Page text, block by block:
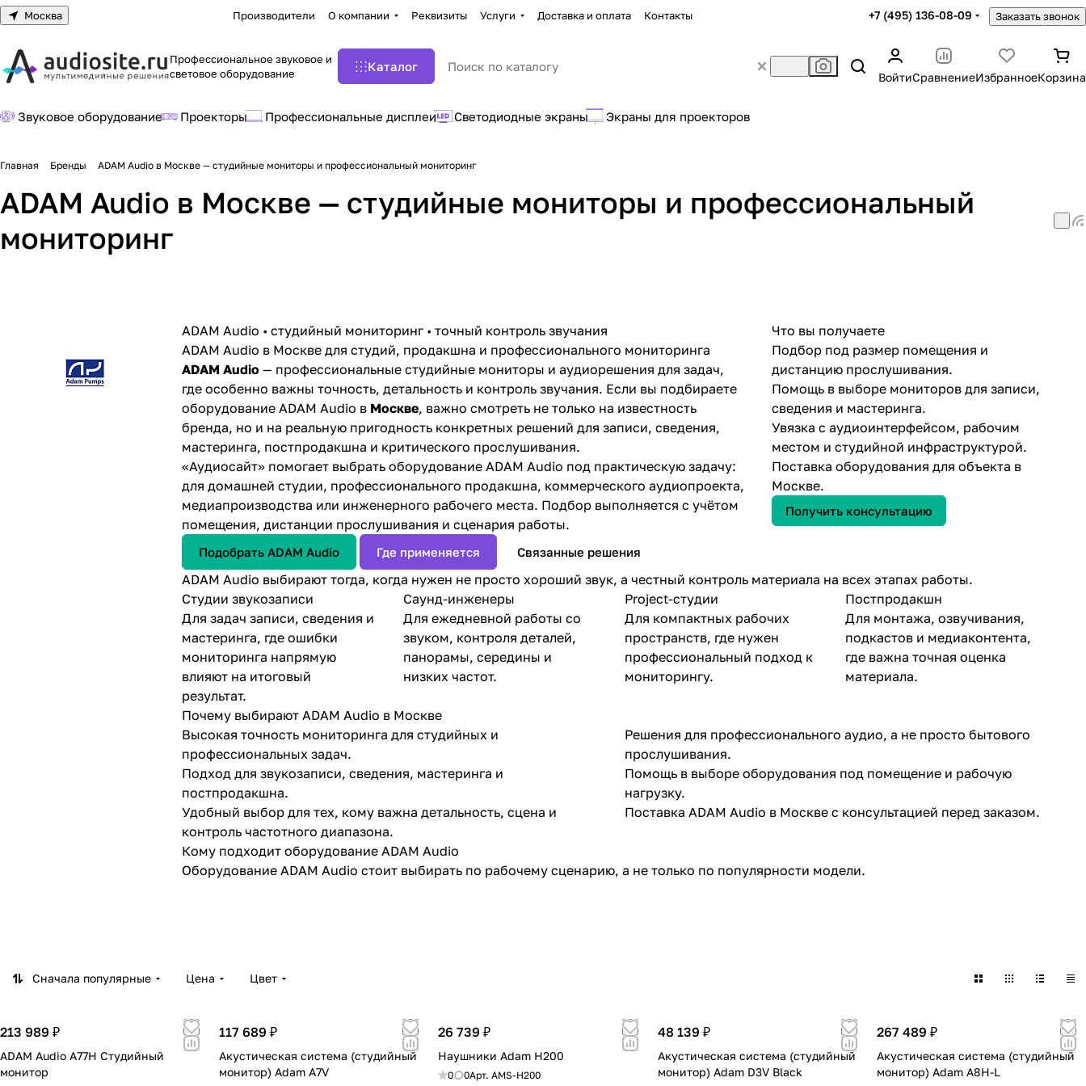
Москва Производители О компании Реквизиты Услуги Доставка и оплата Контакты +7 (495) 136-08-09 Заказать звонок
Профессиональное звуковое и
световое оборудование
Каталог
ВойтиСравнениеИзбранноеКорзина
Звуковое оборудование Проекторы Профессиональные дисплеи Светодиодные экраны Экраны для проекторов
Главная Бренды ADAM Audio в Москве — студийные мониторы и профессиональный мониторинг
ADAM Audio в Москве — студийные мониторы и профессиональный
мониторинг
ADAM Audio • студийный мониторинг • точный контроль звучания
ADAM Audio в Москве для студий, продакшна и профессионального мониторинга
ADAM Audio — профессиональные студийные мониторы и аудиорешения для задач,
где особенно важны точность, детальность и контроль звучания. Если вы подбираете
оборудование ADAM Audio в Москве, важно смотреть не только на известность
бренда, но и на реальную пригодность конкретных решений для записи, сведения,
мастеринга, постпродакшна и критического прослушивания.
«Аудиосайт» помогает выбрать оборудование ADAM Audio под практическую задачу:
для домашней студии, профессионального продакшна, коммерческого аудиопроекта,
медиапроизводства или инженерного рабочего места. Подбор выполняется с учётом
помещения, дистанции прослушивания и сценария работы.
Подобрать ADAM Audio Где применяется Связанные решения
Что вы получаете
Подбор под размер помещения и
дистанцию прослушивания.
Помощь в выборе мониторов для записи,
сведения и мастеринга.
Увязка с аудиоинтерфейсом, рабочим
местом и студийной инфраструктурой.
Поставка оборудования для объекта в
Москве.
Получить консультацию
ADAM Audio выбирают тогда, когда нужен не просто хороший звук, а честный контроль материала на всех этапах работы.
Студии звукозаписи
Для задач записи, сведения и
мастеринга, где ошибки
мониторинга напрямую
влияют на итоговый
результат.
Саунд-инженеры
Для ежедневной работы со
звуком, контроля деталей,
панорамы, середины и
низких частот.
Project-студии
Для компактных рабочих
пространств, где нужен
профессиональный подход к
мониторингу.
Постпродакшн
Для монтажа, озвучивания,
подкастов и медиаконтента,
где важна точная оценка
материала.
Почему выбирают ADAM Audio в Москве
Высокая точность мониторинга для студийных и
профессиональных задач.
Подход для звукозаписи, сведения, мастеринга и
постпродакшна.
Удобный выбор для тех, кому важна детальность, сцена и
контроль частотного диапазона.
Решения для профессионального аудио, а не просто бытового
прослушивания.
Помощь в выборе оборудования под помещение и рабочую
нагрузку.
Поставка ADAM Audio в Москве с консультацией перед заказом.
Кому подходит оборудование ADAM Audio
Оборудование ADAM Audio стоит выбирать по рабочему сценарию, а не только по популярности модели.
мониторинг в компактном рабочем пространстве.
Что важно заказчику Что получает клиент
Подбор под реальную
Сначала популярные Цена Цвет
213 989 ₽
ADAM Audio A77H Студийный
монитор
117 689 ₽
Акустическая система (студийный
монитор) Adam A7V
26 739 ₽
Наушники Adam H200
0 0Арт.AMS-H200
48 139 ₽
Акустическая система (студийный
монитор) Adam D3V Black
267 489 ₽
Акустическая система (студийный
монитор) Adam A8H-L